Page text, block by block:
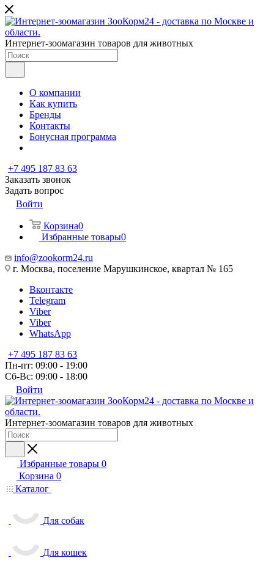
Интернет-зоомагазин товаров для животных
О компании
Как купить
Бренды
Контакты
Бонусная программа
+7 495 187 83 63
Заказать звонок
Задать вопрос
Войти
Корзина0
Избранные товары0
info@zookorm24.ru
г. Москва, поселение Марушкинское, квартал № 165
Вконтакте
Telegram
Viber
Viber
WhatsApp
+7 495 187 83 63
Пн-пт: 09:00 - 19:00
Сб-Вс: 09:00 - 18:00
Войти
Интернет-зоомагазин товаров для животных
Избранные товары 0
Корзина 0
Каталог
Для собак
Для кошек